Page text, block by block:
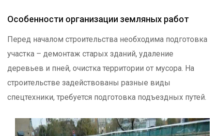
Особенности организации земляных работ
Перед началом строительства необходима подготовка
участка – демонтаж старых зданий, удаление
деревьев и пней, очистка территории от мусора. На
строительстве задействованы разные виды
спецтехники, требуется подготовка подъездных путей.